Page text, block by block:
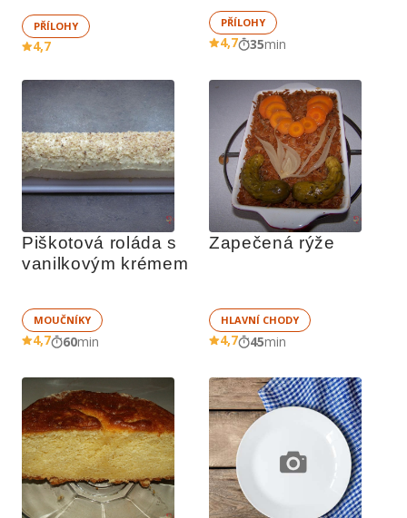
PŘÍLOHY
4,7
PŘÍLOHY
4,7 35min
Piškotová roláda s
vanilkovým krémem
MOUČNÍKY
4,7 60min
Zapečená rýže
HLAVNÍ CHODY
4,7 45min